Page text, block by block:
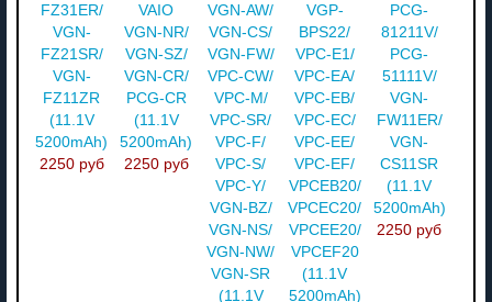
FZ31ER/
VGN-
FZ21SR/
VGN-
FZ11ZR
(11.1V
5200mAh)
2250 руб
VAIO
VGN-NR/
VGN-SZ/
VGN-CR/
PCG-CR
(11.1V
5200mAh)
2250 руб
VGN-AW/
VGN-CS/
VGN-FW/
VPC-CW/
VPC-M/
VPC-SR/
VPC-F/
VPC-S/
VPC-Y/
VGN-BZ/
VGN-NS/
VGN-NW/
VGN-SR
(11.1V
VGP-
BPS22/
VPC-E1/
VPC-EA/
VPC-EB/
VPC-EC/
VPC-EE/
VPC-EF/
VPCEB20/
VPCEC20/
VPCEE20/
VPCEF20
(11.1V
5200mAh)
PCG-
81211V/
PCG-
51111V/
VGN-
FW11ER/
VGN-
CS11SR
(11.1V
5200mAh)
2250 руб